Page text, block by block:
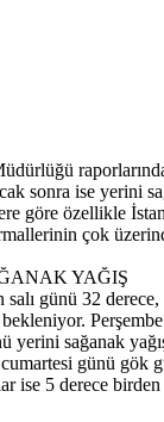
sonra ise yerini
göre özellikle
çok
YAĞIŞ
salı günü 32
yerini sağanak
günü gök
ise 5 derece